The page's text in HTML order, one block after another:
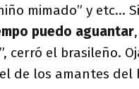
mimado” y etc...
puedo aguantar
cerró el brasileño.
el de los amantes